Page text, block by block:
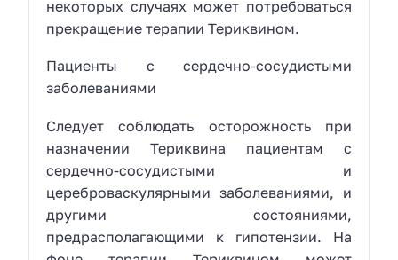
некоторых случаях может потребоваться
прекращение терапии Териквином.
Пациенты с сердечно-сосудистыми
заболеваниями
Следует соблюдать осторожность при
назначении Териквина пациентам с
сердечно-сосудистыми и
цереброваскулярными заболеваниями, и
другими состояниями,
предрасполагающими к гипотензии. На